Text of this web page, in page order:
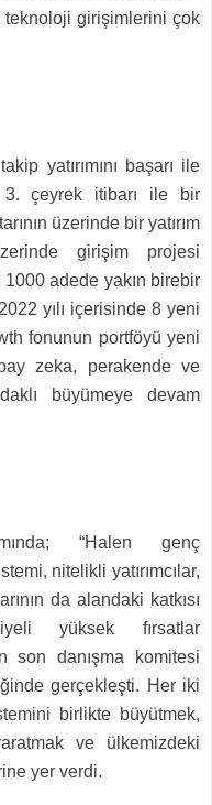
girişimlerini çok
yatırımını başarı ile
3. çeyrek itibarı ile bir
üzerinde bir yatırım
girişim projesi
adede yakın birebir
yılı içerisinde 8 yeni
fonunun portföyü yeni
zeka, perakende ve
büyümeye devam
“Halen genç
nitelikli yatırımcılar,
da alandaki katkısı
yüksek fırsatlar
son danışma komitesi
gerçekleşti. Her iki
birlikte büyütmek,
ve ülkemizdeki
yer verdi.